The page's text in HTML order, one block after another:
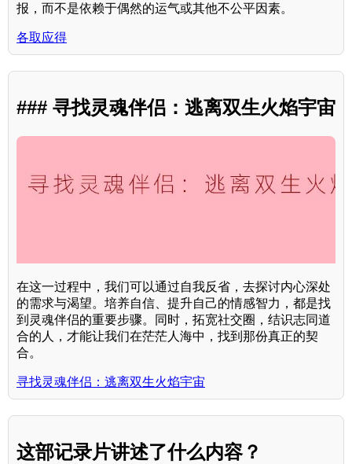
报，而不是依赖于偶然的运气或其他不公平因素。
各取应得
### 寻找灵魂伴侣：逃离双生火焰宇宙
在这一过程中，我们可以通过自我反省，去探讨内心深处
的需求与渴望。培养自信、提升自己的情感智力，都是找
到灵魂伴侣的重要步骤。同时，拓宽社交圈，结识志同道
合的人，才能让我们在茫茫人海中，找到那份真正的契
合。
寻找灵魂伴侣：逃离双生火焰宇宙
这部记录片讲述了什么内容？